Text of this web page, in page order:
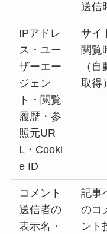
送信
IPアドレ
ス・ユー
ザーエー
ジェン
ト・閲覧
履歴・参
照元UR
L・Cooki
e ID
サイ
閲覧
（自
取得）
コメント
送信者の
表示名・
記事
のコ
ント